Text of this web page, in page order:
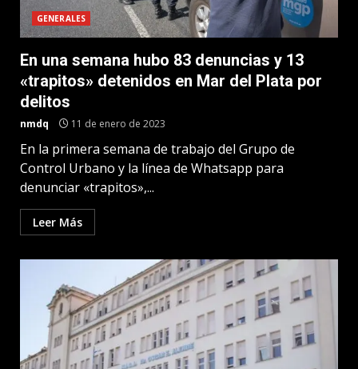
GENERALES
En una semana hubo 83 denuncias y 13
«trapitos» detenidos en Mar del Plata por
delitos
nmdq 11 de enero de 2023
En la primera semana de trabajo del Grupo de
Control Urbano y la línea de Whatsapp para
denunciar «trapitos»,...
Leer Más